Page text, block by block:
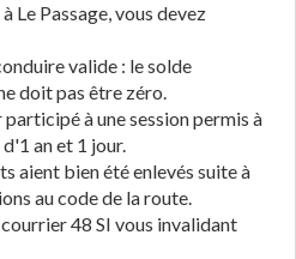
Le Passage, vous devez
valide : le solde
doit pas être zéro.
à une session permis à
an et 1 jour.
aient bien été enlevés suite à
au code de la route.
48 SI vous invalidant